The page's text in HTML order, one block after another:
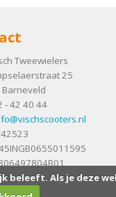
Tweewielers
25
Barneveld
- 42 40 44
beleeft. Als je deze